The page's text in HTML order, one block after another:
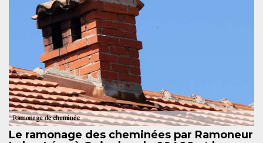
Le ramonage des cheminées par Ramoneur